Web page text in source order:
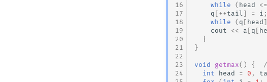
16
17
18
19
20
21
22
23
24
while
( head <=
q [ ++ tail ] = i ;
while
( q [ head ]
cout
<< a [ q [
}
}
void getmax() {
int
head = 0 ,